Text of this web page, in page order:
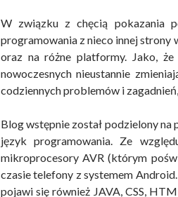
W związku z chęcią pokazania
programowania z nieco innej strony
oraz na różne platformy. Jako,
nowoczesnych nieustannie
codziennych problemów i
Blog wstępnie został podzielony
język programowania. Ze
mikroprocesory AVR (którym
czasie telefony z systemem
pojawi się również JAVA, CSS,